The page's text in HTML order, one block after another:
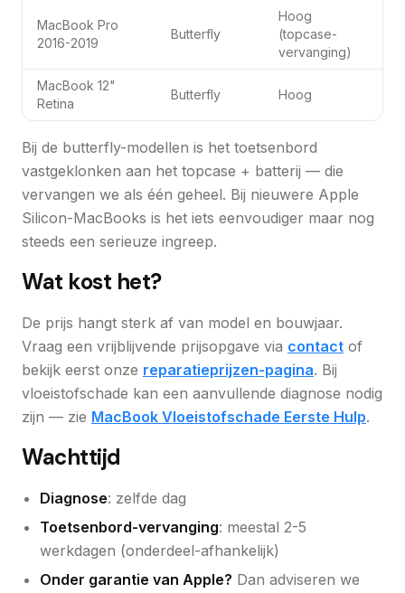
MacBook Pro
2016-2019
Butterfly
Hoog
(topcase-
vervanging)
MacBook 12"
Retina
Butterfly Hoog
Bij de butterfly-modellen is het toetsenbord
vastgeklonken aan het topcase + batterij — die
vervangen we als één geheel. Bij nieuwere Apple
Silicon-MacBooks is het iets eenvoudiger maar nog
steeds een serieuze ingreep.
Wat kost het?
De prijs hangt sterk af van model en bouwjaar.
Vraag een vrijblijvende prijsopgave via contact of
bekijk eerst onze reparatieprijzen-pagina. Bij
vloeistofschade kan een aanvullende diagnose nodig
zijn — zie MacBook Vloeistofschade Eerste Hulp.
Wachttijd
Diagnose: zelfde dag
Toetsenbord-vervanging: meestal 2-5
werkdagen (onderdeel-afhankelijk)
Onder garantie van Apple? Dan adviseren we